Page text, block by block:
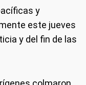
y
este jueves
y del fin de las